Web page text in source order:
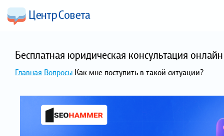
Бесплатная юридическая консультация
Главная Вопросы Как мне поступить в такой ситуации?